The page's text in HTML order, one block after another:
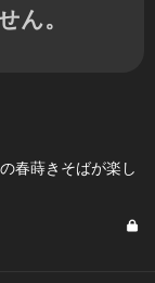
ん。
春蒔きそばが楽し